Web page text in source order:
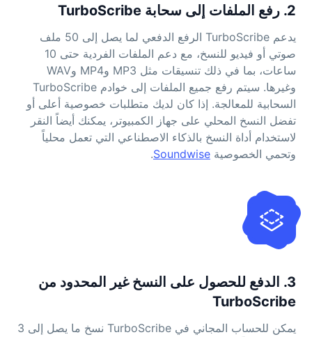
2. رفع الملفات إلى سحابة TurboScribe
يدعم TurboScribe الرفع الدفعي لما يصل إلى 50 ملف
صوتي أو فيديو للنسخ، مع دعم الملفات الفردية حتى 10
ساعات، بما في ذلك تنسيقات مثل MP3 وMP4 وWAV
وغيرها. سيتم رفع جميع الملفات إلى خوادم TurboScribe
السحابية للمعالجة. إذا كان لديك متطلبات خصوصية أعلى أو
تفضل النسخ المحلي على جهاز الكمبيوتر، يمكنك أيضاً النقر
لاستخدام أداة النسخ بالذكاء الاصطناعي التي تعمل محلياً
وتحمي الخصوصية Soundwise
.
3. الدفع للحصول على النسخ غير المحدود من
TurboScribe
يمكن للحساب المجاني في TurboScribe نسخ ما يصل إلى 3